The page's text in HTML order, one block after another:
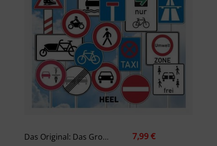
Das Original: Das Große Buch Der Verkehrszeichen 7,99 €